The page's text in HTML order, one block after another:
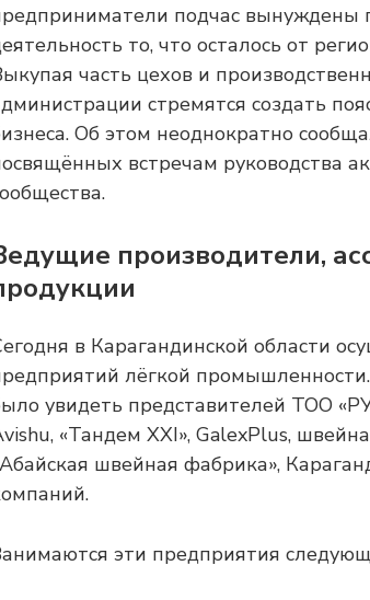
подчас вынуждены
то, что осталось от
часть цехов и
стремятся создать
Об этом неоднократно
встречам руководства
производители,
в Карагандинской области
лёгкой
увидеть представителей ТОО
«Тандем XXI», GalexPlus,
швейная фабрика»,
эти предприятия